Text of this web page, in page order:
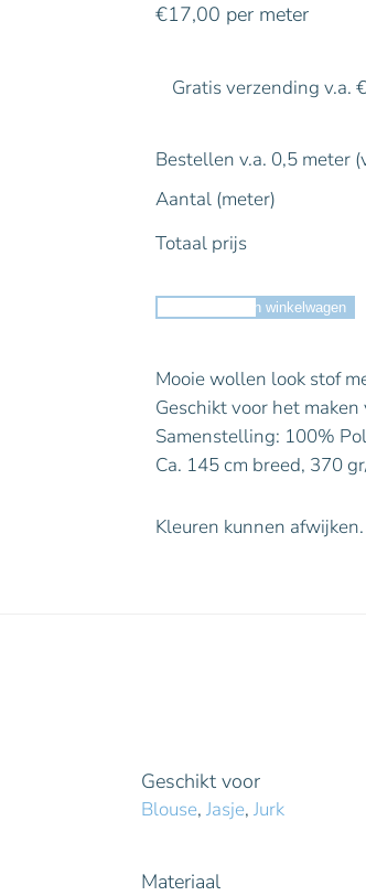
€17,00 per meter
Gratis verzending v.a.
Bestellen v.a. 0,5 meter
Aantal (meter)
Totaal prijs
Toevoegen aan winkelwagen
Mooie wollen look stof
Geschikt voor het
Samenstelling: 100%
Ca. 145 cm breed, 370
Kleuren kunnen afwijken.
Geschikt voor
Blouse, Jasje, Jurk
Materiaal